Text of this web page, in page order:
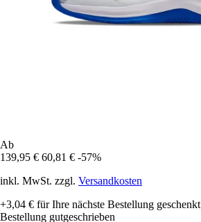
Ab
139,95 € 60,81 € -57%
inkl. MwSt. zzgl. Versandkosten
+3,04 € für Ihre nächste Bestellung geschenkt
Bestellung gutgeschrieben